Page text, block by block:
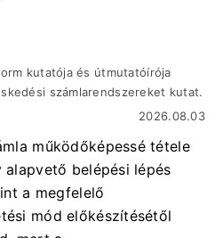
kutatója és útmutatóírója
számlarendszereket kutat.
2026.08.03
működőképessé tétele
alapvető belépési lépés
a megfelelő
mód előkészítésétől